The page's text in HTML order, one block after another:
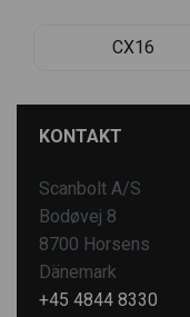
CX16
KONTAKT
Scanbolt A/S
Bodøvej 8
8700 Horsens
Dänemark
+45 4844 8330